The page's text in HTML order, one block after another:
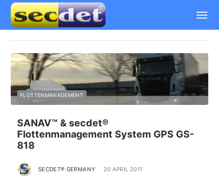
SANAV™ & secdet®
Flottenmanagement System GPS GS-
818
SECDET® GERMANY 20 APRIL 2011
FLOTTENMANAGEMENT
Home
Anwendungsbereiche
Apps
Katalog
Trackportal